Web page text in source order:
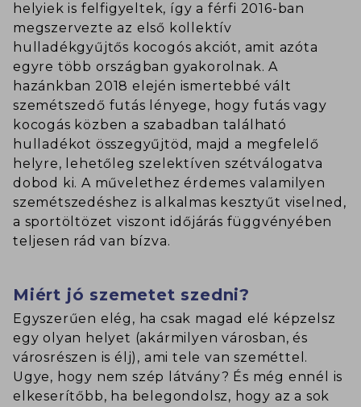
helyiek is felfigyeltek, így a férfi 2016-ban
megszervezte az első kollektív
hulladékgyűjtős kocogós akciót, amit azóta
egyre több országban gyakorolnak. A
hazánkban 2018 elején ismertebbé vált
szemétszedő futás lényege, hogy futás vagy
kocogás közben a szabadban található
hulladékot összegyűjtöd, majd a megfelelő
helyre, lehetőleg szelektíven szétválogatva
dobod ki. A művelethez érdemes valamilyen
szemétszedéshez is alkalmas kesztyűt viselned,
a sportöltözet viszont időjárás függvényében
teljesen rád van bízva.
Miért jó szemetet szedni?
Egyszerűen elég, ha csak magad elé képzelsz
egy olyan helyet (akármilyen városban, és
városrészen is élj), ami tele van szeméttel.
Ugye, hogy nem szép látvány? És még ennél is
elkeserítőbb, ha belegondolsz, hogy az a sok